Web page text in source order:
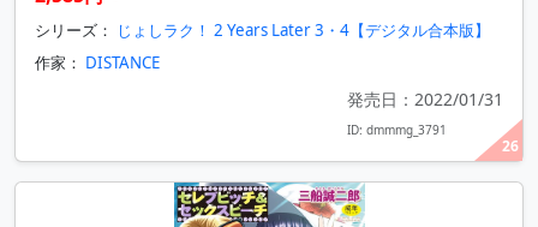
26
シリーズ：
じょしラク！ 2 Years Later 3・4【デジタル合本版】
作家： DISTANCE
発売日：2022/01/31
ID: dmmmg_3791